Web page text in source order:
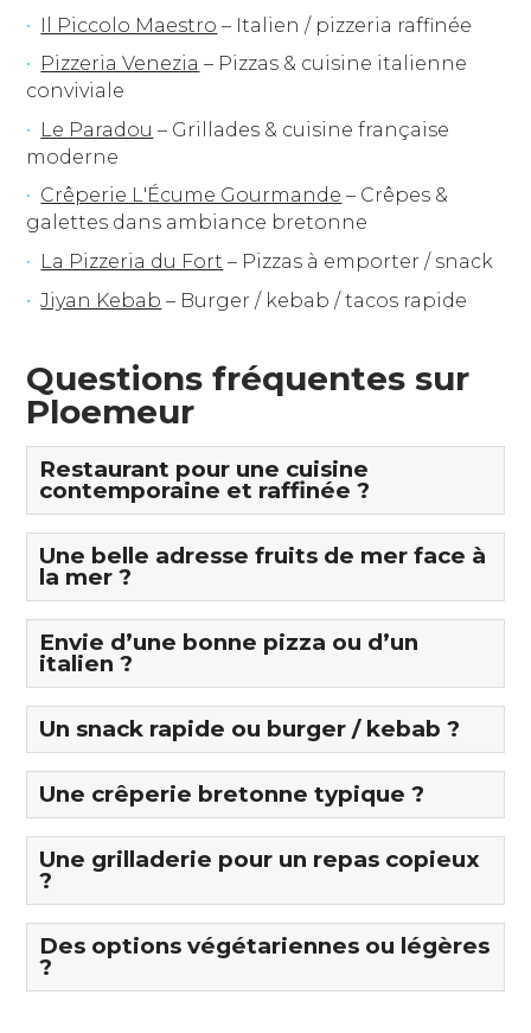
Il Piccolo Maestro – Italien / pizzeria raffinée
Pizzeria Venezia – Pizzas & cuisine italienne
conviviale
Le Paradou – Grillades & cuisine française
moderne
Crêperie L'Écume Gourmande – Crêpes &
galettes dans ambiance bretonne
La Pizzeria du Fort – Pizzas à emporter / snack
Jiyan Kebab – Burger / kebab / tacos rapide
Questions fréquentes sur
Ploemeur
Restaurant pour une cuisine
contemporaine et raffinée ?
Une belle adresse fruits de mer face à
la mer ?
Envie d’une bonne pizza ou d’un
italien ?
Un snack rapide ou burger / kebab ?
Une crêperie bretonne typique ?
Une grilladerie pour un repas copieux
?
Des options végétariennes ou légères
?